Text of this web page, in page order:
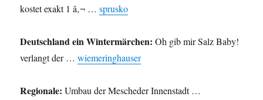
kostet exakt 1 â‚¬ …sprusko
Deutschland ein Wintermärchen: Oh gib mir Salz Baby!
verlangt der …wiemeringhauser
Regionale: Umbau der Mescheder Innenstadt …